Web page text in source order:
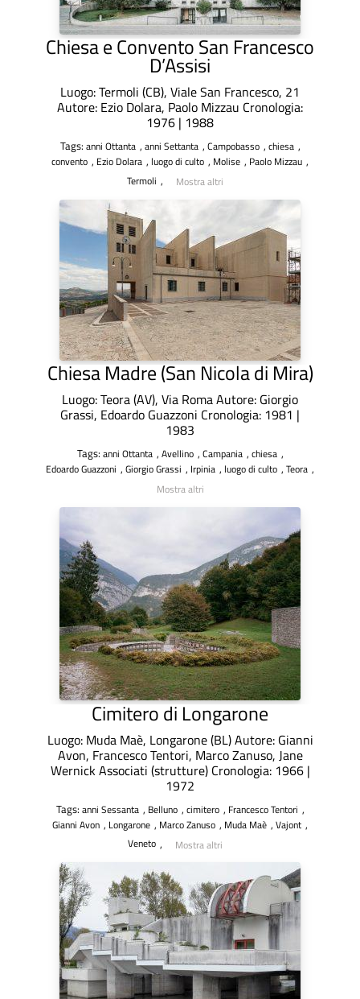
Chiesa e Convento San Francesco
D’Assisi
Luogo: Termoli (CB), Viale San Francesco, 21
Autore: Ezio Dolara, Paolo Mizzau Cronologia:
1976 | 1988
Tags: anni Ottanta , anni Settanta , Campobasso , chiesa ,
convento , Ezio Dolara , luogo di culto , Molise , Paolo Mizzau ,
Termoli , Mostra altri
Chiesa Madre (San Nicola di Mira)
Luogo: Teora (AV), Via Roma Autore: Giorgio
Grassi, Edoardo Guazzoni Cronologia: 1981 |
1983
Tags: anni Ottanta , Avellino , Campania , chiesa ,
Edoardo Guazzoni , Giorgio Grassi , Irpinia , luogo di culto , Teora ,
Mostra altri
Cimitero di Longarone
Luogo: Muda Maè, Longarone (BL) Autore: Gianni
Avon, Francesco Tentori, Marco Zanuso, Jane
Wernick Associati (strutture) Cronologia: 1966 |
1972
Tags: anni Sessanta , Belluno , cimitero , Francesco Tentori ,
Gianni Avon , Longarone , Marco Zanuso , Muda Maè , Vajont ,
Veneto , Mostra altri